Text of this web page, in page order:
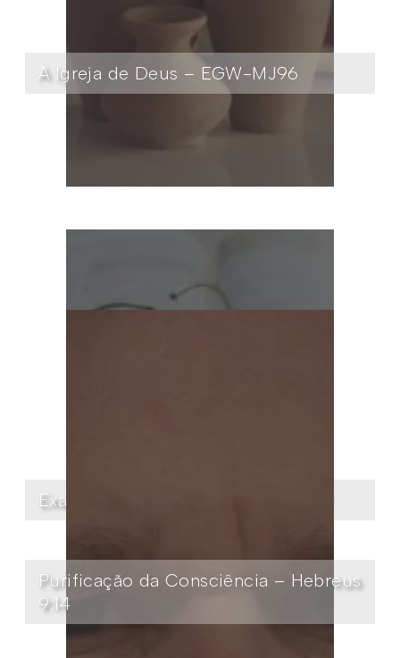
A Igreja de Deus – EGW-MJ96
Examinai as Escrituras – João 5:39
Purificação da Consciência – Hebreus
9:14